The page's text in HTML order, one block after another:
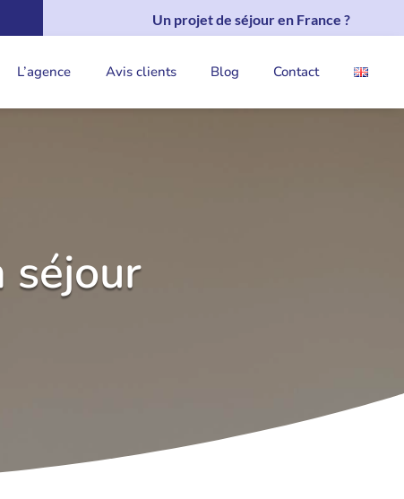
Un projet de séjour en France ?
L’agence Avis clients Blog Contact
séjour